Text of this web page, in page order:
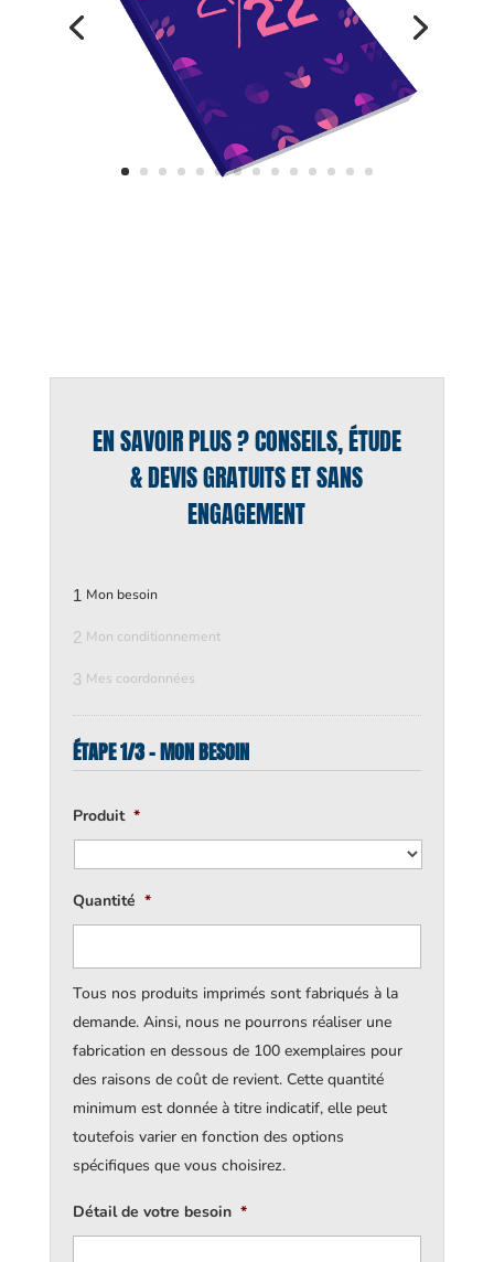
EN SAVOIR PLUS ? CONSEILS, ÉTUDE
& DEVIS GRATUITS ET SANS
ENGAGEMENT
1 Mon besoin
2 Mon conditionnement
3 Mes coordonnées
ÉTAPE 1/3 - MON BESOIN
Produit *
Quantité *
Tous nos produits imprimés sont fabriqués à la
demande. Ainsi, nous ne pourrons réaliser une
fabrication en dessous de 100 exemplaires pour
des raisons de coût de revient. Cette quantité
minimum est donnée à titre indicatif, elle peut
toutefois varier en fonction des options
spécifiques que vous choisirez.
Détail de votre besoin *